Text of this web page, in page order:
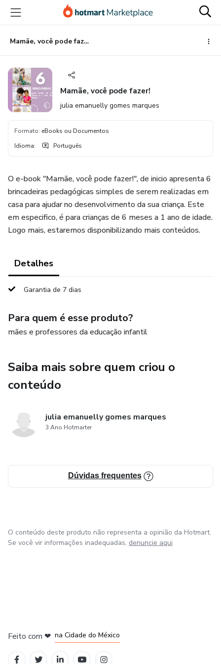
para
conteúdo
principal
para
pagamento
para
rodapé
Mamãe, você pode fazer!
Mamãe, você pode fazer!
julia emanuelly gomes marques
Formato: eBooks ou Documentos
Idioma: Português
O e-book "Mamãe, você pode fazer!", de inicio apresenta 6
brincadeiras pedagógicas simples de serem realizadas em
casa para ajudar no desenvolvimento da sua criança. Este
em especifico, é para crianças de 6 meses a 1 ano de idade.
Logo mais, estaremos disponibilizando mais conteúdos.
Detalhes
Garantia de 7 dias
Para quem é esse produto?
mães e professores da educação infantil
Saiba mais sobre quem criou o
conteúdo
julia emanuelly gomes marques
3 Ano Hotmarter
Dúvidas frequentes
O conteúdo deste produto não representa a opinião da Hotmart.
Se você vir informações inadequadas, denuncie aqui
Feito com ❤ na Cidade do México